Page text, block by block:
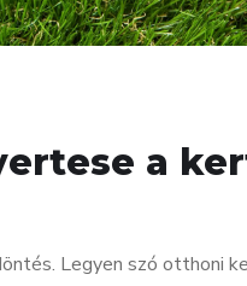
a
Legyen szó otthoni